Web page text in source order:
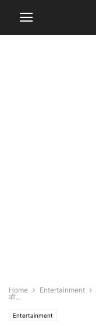
Home Entertainment
की...
Entertainment